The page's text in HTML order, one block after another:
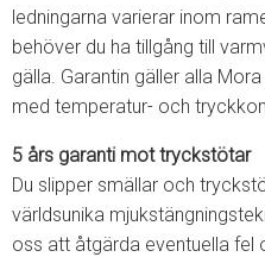
ledningarna varierar inom
behöver du ha tillgång till
gälla. Garantin gäller alla
med temperatur- och
5 års garanti mot tryckstötar
Du slipper smällar och
världsunika
oss att åtgärda eventuella fel